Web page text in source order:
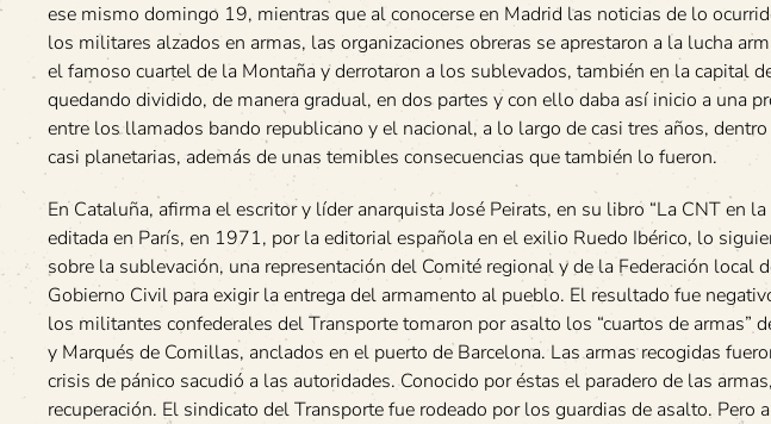
ese mismo domingo 19, mientras que al conocerse en Madrid las noticias de lo
los militares alzados en armas, las organizaciones obreras se aprestaron a la lucha
el famoso cuartel de la Montaña y derrotaron a los sublevados, también en la capital
quedando dividido, de manera gradual, en dos partes y con ello daba así inicio a una
entre los llamados bando republicano y el nacional, a lo largo de casi tres años,
casi planetarias, además de unas temibles consecuencias que también lo fueron.
En Cataluña, afirma el escritor y líder anarquista José Peirats, en su libro “La CNT en
editada en París, en 1971, por la editorial española en el exilio Ruedo Ibérico, lo
sobre la sublevación, una representación del Comité regional y de la Federación local
Gobierno Civil para exigir la entrega del armamento al pueblo. El resultado fue
los militantes confederales del Transporte tomaron por asalto los “cuartos de armas”
y Marqués de Comillas, anclados en el puerto de Barcelona. Las armas recogidas
crisis de pánico sacudió a las autoridades. Conocido por éstas el paradero de las
recuperación. El sindicato del Transporte fue rodeado por los guardias de asalto. Pero